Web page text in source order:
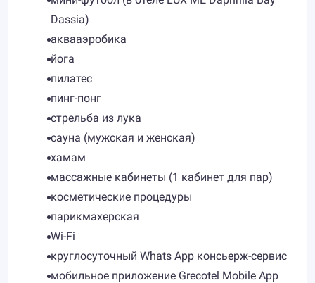
Dassia)
аквааэробика
йога
пилатес
пинг-понг
стрельба из лука
сауна (мужская и женская)
хамам
массажные кабинеты (1 кабинет для пар)
косметические процедуры
парикмахерская
Wi-Fi
круглосуточный Whats App консьерж-сервис
мобильное приложение Grecotel Mobile App